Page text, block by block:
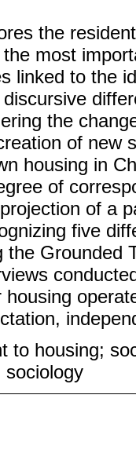
the
most
linked to the
the
of new
housing in
of
of a
five
the Grounded
housing
to housing;
sociology